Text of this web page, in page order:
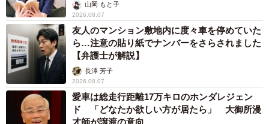
山岡 もと子
2026.08.07
友人のマンション敷地内に度々車を停めていた
ら…注意の貼り紙でナンバーをさらされました
【弁護士が解説】
長澤 芳子
2026.08.07
愛車は総走行距離17万キロのホンダレジェン
ド 「どなたか欲しい方が居たら」 大御所漫
才師が譲渡の意向